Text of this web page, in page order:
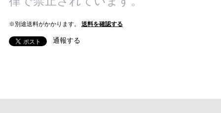
※別途送料がかかります。 送料を確認する
通報する